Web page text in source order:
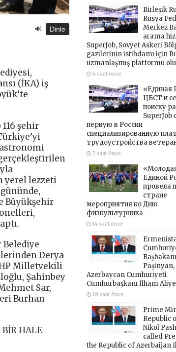
🔊 Dinle
(İKA) iş
şehir
yerel lezzeti
Büyükşehir
Derya
Milletvekili
Şahinbey
Sar,
Burhan
BİR HALE
Birleşik
Rusya
Merkez
arama
SuperJob, Sovyet Askeri
gazilerinin istihdamı için
uzmanlaşmış platformu
4 saat önce
«Единая
ЦБСТ и
поиску
SuperJob
первую в России
специализированную
трудоустройства
7 saat önce
Единой
провела
стране
мероприятия ко Дню
физкультурника
14 saat önce
Paşinyan,
Azerbaycan Cumhuriyeti
Cumhurbaşkanı İlham
18 saat önce
Prime
Republic
Nikol
called
the Republic of Azerbaijan